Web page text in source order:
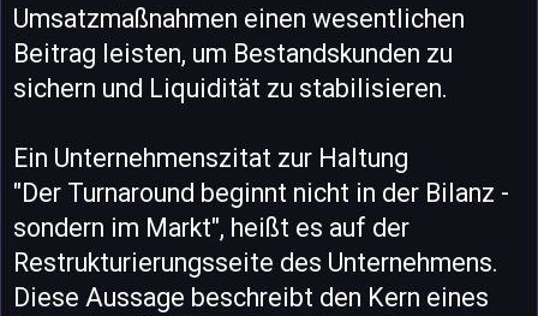
Umsatzmaßnahmen einen wesentlichen
Beitrag leisten, um Bestandskunden zu
sichern und Liquidität zu stabilisieren.
Ein Unternehmenszitat zur Haltung
"Der Turnaround beginnt nicht in der Bilanz -
sondern im Markt", heißt es auf der
Restrukturierungsseite des Unternehmens.
Diese Aussage beschreibt den Kern eines